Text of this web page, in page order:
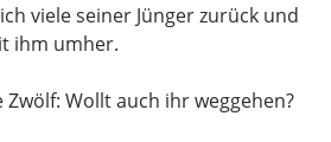
viele seiner Jünger zurück und
ihm umher.
Zwölf: Wollt auch ihr weggehen?